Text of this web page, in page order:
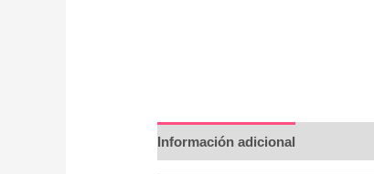
Información adicional